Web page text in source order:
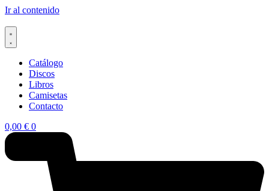
Ir al contenido
Catálogo
Discos
Libros
Camisetas
Contacto
0,00 € 0